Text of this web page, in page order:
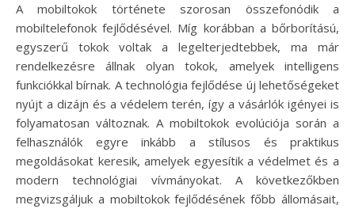
A mobiltokok története szorosan összefonódik a
mobiltelefonok fejlődésével. Míg korábban a bőrborítású,
egyszerű tokok voltak a legelterjedtebbek, ma már
rendelkezésre állnak olyan tokok, amelyek intelligens
funkciókkal bírnak. A technológia fejlődése új lehetőségeket
nyújt a dizájn és a védelem terén, így a vásárlók igényei is
folyamatosan változnak. A mobiltokok evolúciója során a
felhasználók egyre inkább a stílusos és praktikus
megoldásokat keresik, amelyek egyesítik a védelmet és a
modern technológiai vívmányokat. A következőkben
megvizsgáljuk a mobiltokok fejlődésének főbb állomásait,